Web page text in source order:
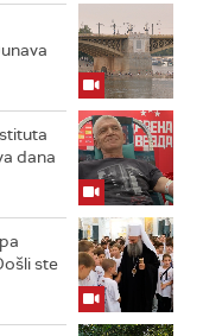
dana
ste